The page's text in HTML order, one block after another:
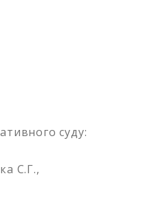
суду:
С.Г.,